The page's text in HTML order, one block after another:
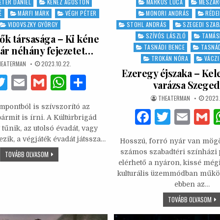
DÁNIEL
KENÉZ ÁGOSTON
MÁRFI MÁRK
VÉGH PÉTER
VIDOVSZKY GYÖRGY
társasága – Ki kéne
néhány fejezetet…
PUBLISHED
2023.10.22.
o
T
it
te
r
E
ai
l
G
ai
l
W
at
s
A
ar
e
is szívszorító az
is írni. A Kúltúrbrigád
tűnik, az utolsó évadát, vagy
a végjáték évadát játssza…
TOVÁBB OLVASOMHOLT
KÖLTŐK
MÁRKUS LUCA
MONORI ANDRÁS
STOHL ANDRÁS
SZEGEDI
SZÍVÓS LÁSZLÓ
TASNÁDI BENCE
TROKÁN NÓRA
Ezeregy éjszaka –
varázsa
AUTHOR:
THEATERMAN
F
c
e
b
o
o
T
it
te
r
E
ai
l
l
Hosszú, forró nyár van
számos szabadtéri színházi
elérhető a nyáron, kissé
kulturális üzemmódban
ebben az…
TOVÁBB OLVASOM
–